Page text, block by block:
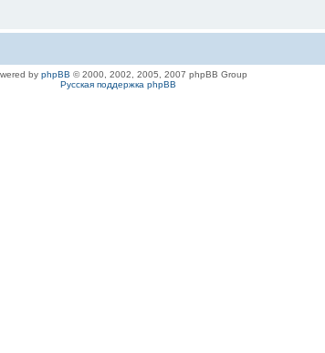
by phpBB © 2000, 2002, 2005, 2007 phpBB Group
Русская поддержка phpBB